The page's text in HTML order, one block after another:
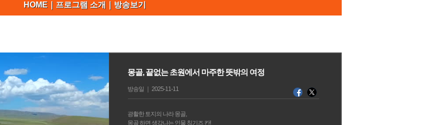
HOME ｜ 프로그램 소개 ｜ 방송보기